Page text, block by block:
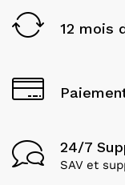
12 mois
24/7
SAV et